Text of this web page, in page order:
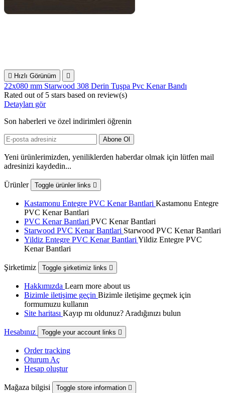
 Hızlı Görünüm 
22x080 mm Starwood 308 Derin Tuşpa Pvc Kenar Bandı
Rated out of 5 stars based on review(s)
Detayları gör
Son haberleri ve özel indirimleri öğrenin
Yeni ürünlerimizden, yeniliklerden haberdar olmak için lütfen mail
adresinizi kaydedin...
Ürünler Toggle ürünler links 
Kastamonu Entegre PVC Kenar Bantlari Kastamonu Entegre
PVC Kenar Bantlari
PVC Kenar Bantlari PVC Kenar Bantlari
Starwood PVC Kenar Bantlari Starwood PVC Kenar Bantlari
Yildiz Entegre PVC Kenar Bantlari Yildiz Entegre PVC
Kenar Bantlari
Şirketimiz Toggle şirketimiz links 
Hakkımızda Learn more about us
Bizimle iletişime geçin Bizimle iletişime geçmek için
formumuzu kullanın
Site haritası Kayıp mı oldunuz? Aradığınızı bulun
Hesabınız Toggle your account links 
Order tracking
Oturum Aç
Hesap oluştur
Mağaza bilgisi Toggle store information 